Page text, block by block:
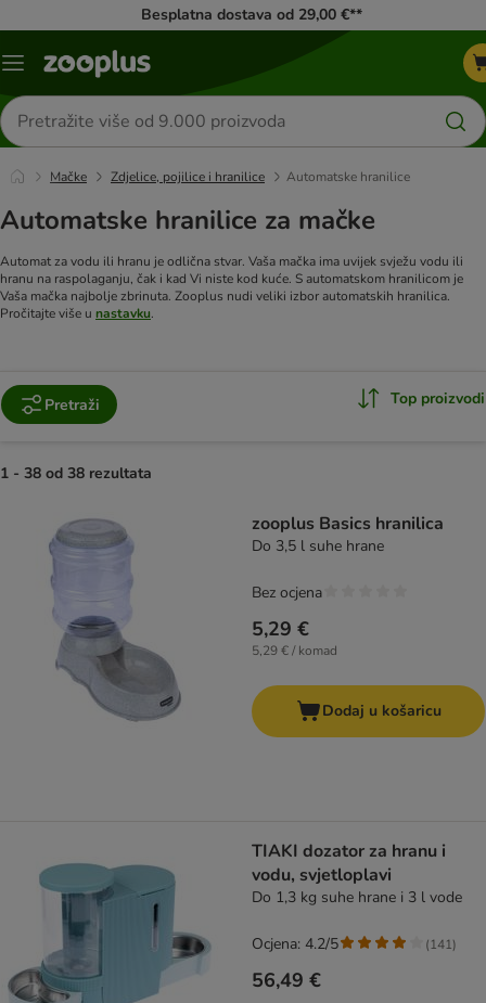
Besplatna dostava od 29,00 €**
Izbornik
Traži
proizvode
Mačke Zdjelice, pojilice i hranilice Automatske hranilice
Automatske hranilice za mačke
Automat za vodu ili hranu je odlična stvar. Vaša mačka ima uvijek svježu vodu ili
hranu na raspolaganju, čak i kad Vi niste kod kuće. S automatskom hranilicom je
Vaša mačka najbolje zbrinuta. Zooplus nudi veliki izbor automatskih hranilica.
Pročitajte više u nastavku.
Pretraži Top proizvodi
1 - 38 od 38 rezultata
zooplus Basics hranilica
Do 3,5 l suhe hrane
5,29 €
5,29 € / komad
Bez ocjena
Dodaj u košaricu
TIAKI dozator za hranu i
vodu, svjetloplavi
Do 1,3 kg suhe hrane i 3 l vode
56,49 €
Ocjena: 4.2/5 (141)